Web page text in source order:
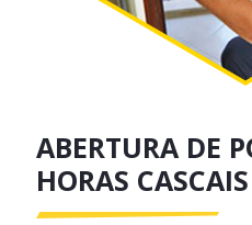
ABERTURA DE
HORAS CASCAIS